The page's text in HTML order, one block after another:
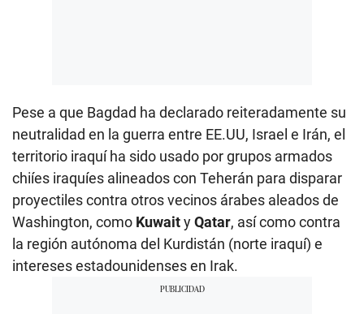
Pese a que Bagdad ha declarado reiteradamente su
neutralidad en la guerra entre EE.UU, Israel e Irán, el
territorio iraquí ha sido usado por grupos armados
chiíes iraquíes alineados con Teherán para disparar
proyectiles contra otros vecinos árabes aleados de
Washington, como KuwaityQatar, así como contra
la región autónoma del Kurdistán (norte iraquí) e
intereses estadounidenses en Irak.